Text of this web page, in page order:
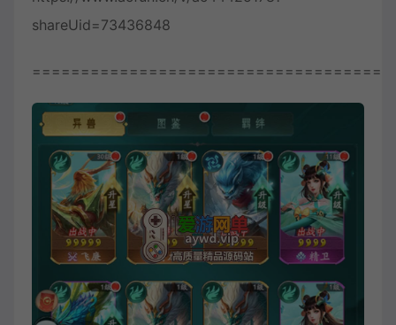
shareUid=73436848